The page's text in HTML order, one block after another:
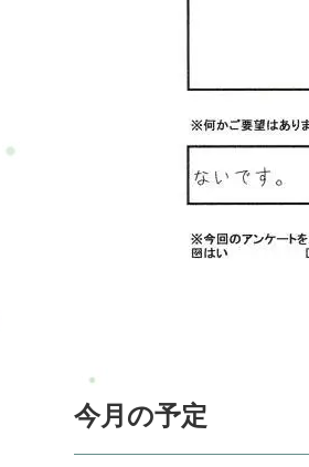
今月の予定